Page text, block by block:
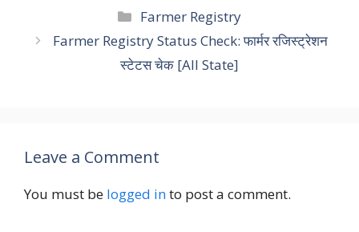
Categories
Farmer Registry
Farmer Registry Status Check: फार्मर रजिस्ट्रेशन
स्टेटस चेक [All State]
Leave a Comment
You must be logged into post a comment.